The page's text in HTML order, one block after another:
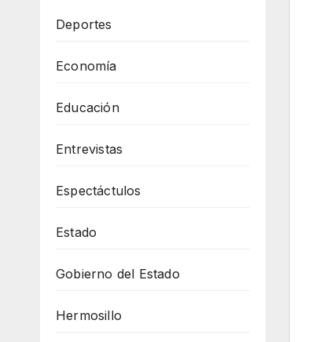
Deportes
Economía
Educación
Entrevistas
Espectáctulos
Estado
Gobierno del Estado
Hermosillo